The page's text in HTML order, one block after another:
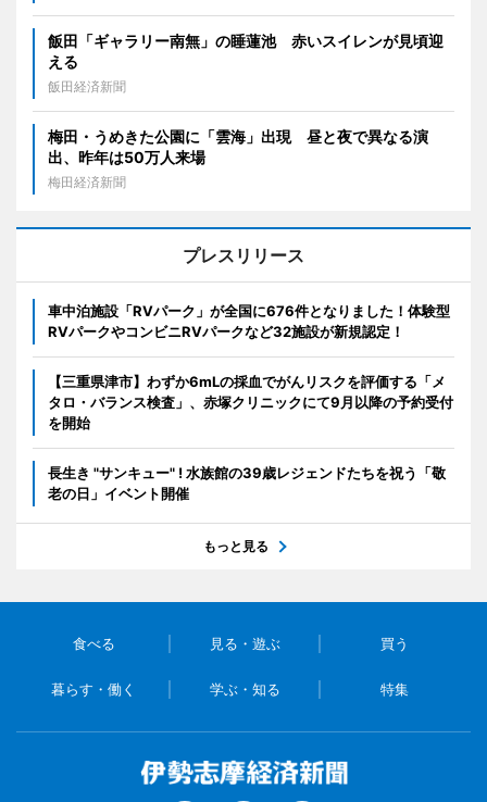
飯田「ギャラリー南無」の睡蓮池 赤いスイレンが見頃迎
える
飯田経済新聞
梅田・うめきた公園に「雲海」出現 昼と夜で異なる演
出、昨年は50万人来場
梅田経済新聞
プレスリリース
車中泊施設「RVパーク」が全国に676件となりました！体験型
RVパークやコンビニRVパークなど32施設が新規認定！
【三重県津市】わずか6mLの採血でがんリスクを評価する「メ
タロ・バランス検査」、赤塚クリニックにて9月以降の予約受付
を開始
長生き "サンキュー" ! 水族館の39歳レジェンドたちを祝う「敬
老の日」イベント開催
もっと見る
食べる 見る・遊ぶ 買う
暮らす・働く 学ぶ・知る 特集